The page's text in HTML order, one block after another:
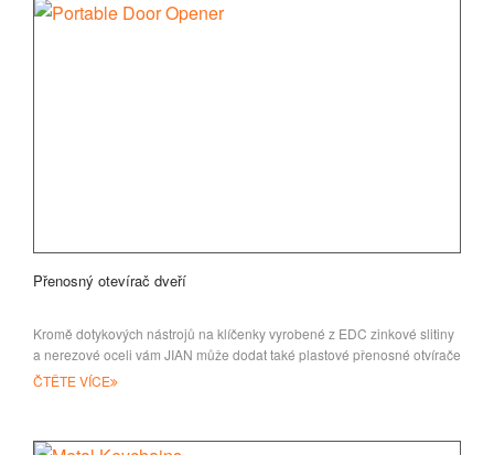
Přenosný otevírač dveří
Kromě dotykových nástrojů na klíčenky vyrobené z EDC zinkové slitiny
a nerezové oceli vám JIAN může dodat také plastové přenosné otvírače
dveří
ČTĚTE VÍCE